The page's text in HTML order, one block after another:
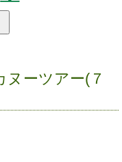
ヌーツアー(７